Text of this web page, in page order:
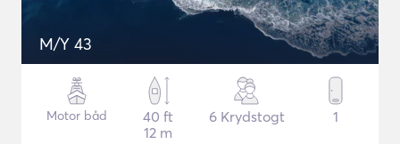
M/Y 43
Motor båd
40 ft
12 m
6 Krydstogt 1